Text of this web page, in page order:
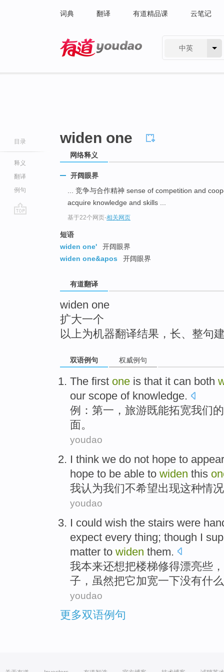
词典 翻译 有道精品课 云笔记
中英
目录
释义
翻译
例句
widen one
网络释义
开阔眼界
... 竞争与合作精神 sense of competition and
acquire knowledge and skills ...
基于22个网页-相关网页
短语
widen one'
开阔眼界
widen one&apos
开阔眼界
有道翻译
widen one
扩大一个
以上为机器翻译结果，长、整句
双语例句 权威例句
The first one is that it can both
our scope of knowledge.
例： 第一 ，旅游既能拓宽我们的
面。
youdao
I think we do not hope to appear
hope to be able to widen this
我认为我们不希望出现这种情况
youdao
I could wish the stairs were
expect every thing; though I
matter to widen them.
我本来还想把楼梯修得漂亮些，
子， 虽然把它加宽一下没有什么
youdao
更多双语例句